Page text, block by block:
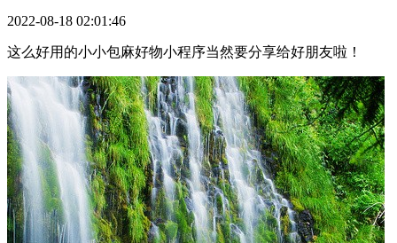
2022-08-18 02:01:46
这么好用的小小包麻好物小程序当然要分享给好朋友啦！